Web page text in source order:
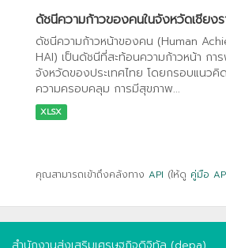
ดัชนีความก้าวของคนในจังหวัดเชียง
ดัชนีความก้าวหน้าของคน (Human
HAI) เป็นดัชนีที่สะท้อนความก้าวหน้า กา
จังหวัดของประเทศไทย โดยกรอบแนว
ความครอบคลุม การมีสุขภาพ...
XLSX
คุณสามารถเข้าถึงคลังทาง API (ให้ดู คู่มือ